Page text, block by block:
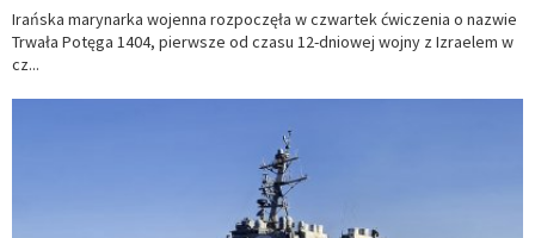
Irańska marynarka wojenna rozpoczęła w czwartek ćwiczenia o nazwie
Trwała Potęga 1404, pierwsze od czasu 12-dniowej wojny z Izraelem w
cz...